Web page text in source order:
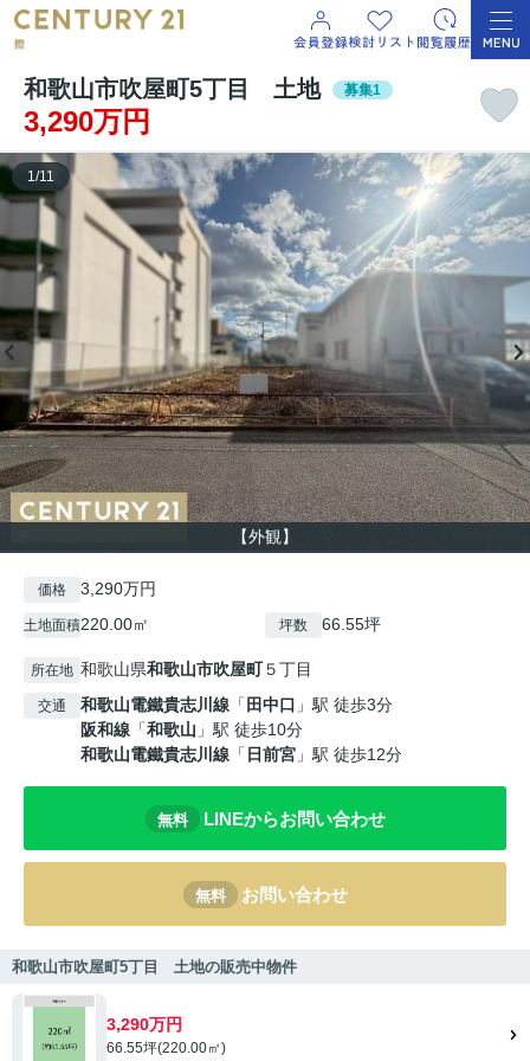
和歌山市吹屋町5丁目 土地 募集1
3,290万円
【外観】
1/11
価格 3,290万円
土地面積220.00㎡ 坪数 66.55坪
所在地 和歌山県和歌山市吹屋町５丁目
交通 和歌山電鐵貴志川線 「 田中口 」駅 徒歩3分
阪和線 「和歌山 」駅 徒歩10分
和歌山電鐵貴志川線 「 日前宮 」駅 徒歩12分
無料 LINEからお問い合わせ
無料 お問い合わせ
和歌山市吹屋町5丁目 土地の販売中物件
3,290万円
66.55坪(220.00㎡)